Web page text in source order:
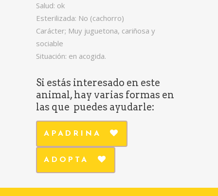
Salud: ok
Esterilizada: No (cachorro)
Carácter; Muy juguetona, cariñosa y
sociable
Situación: en acogida.
Si estás interesado en este
animal, hay varias formas en
las que puedes ayudarle:
APADRINA
ADOPTA